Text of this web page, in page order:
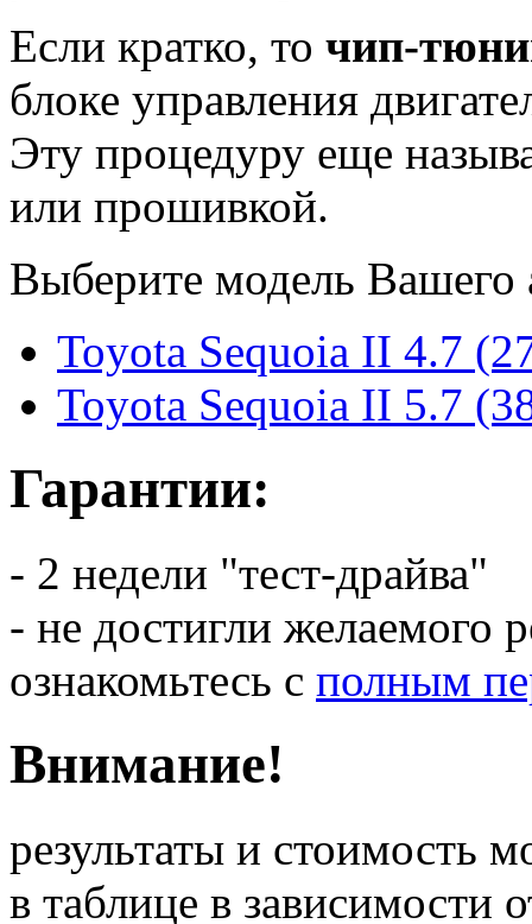
Если кратко, то чип-
блоке управления
Эту процедуру еще
или прошивкой.
Выберите модель Вашего
Toyota Sequoia II 4.7
Toyota Sequoia II 5.7
Гарантии:
- 2 недели "тест-драйва"
- не достигли желаемого
ознакомьтесь с полным
Внимание!
результаты и стоимость
в таблице в зависимости